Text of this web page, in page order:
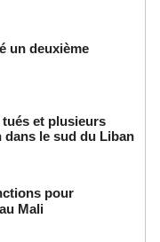
un deuxième
et plusieurs
le sud du Liban
pour
Mali